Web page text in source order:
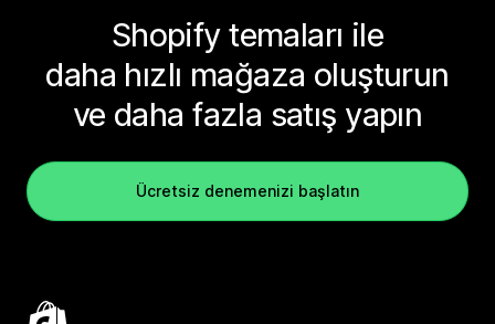
Shopify temaları ile
daha hızlı mağaza oluşturun
ve daha fazla satış yapın
Ücretsiz denemenizi başlatın